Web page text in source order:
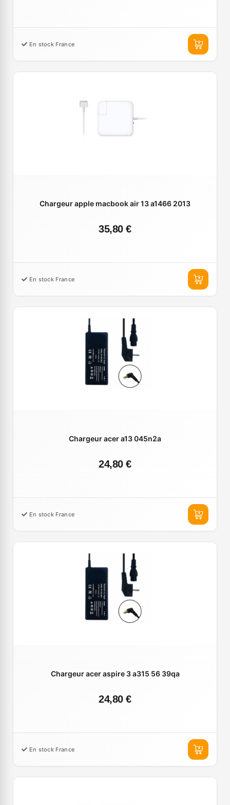
En stock France
Chargeur apple macbook air 13 a1466 2013
35,80 €
En stock France
Chargeur acer a13 045n2a
24,80 €
En stock France
Chargeur acer aspire 3 a315 56 39qa
24,80 €
En stock France